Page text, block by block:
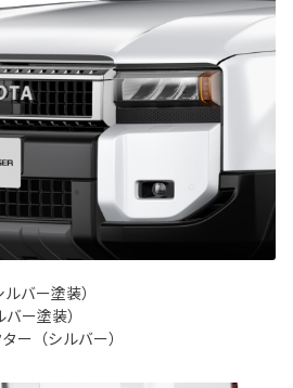
バー塗装）
ー塗装）
ー（シルバー）